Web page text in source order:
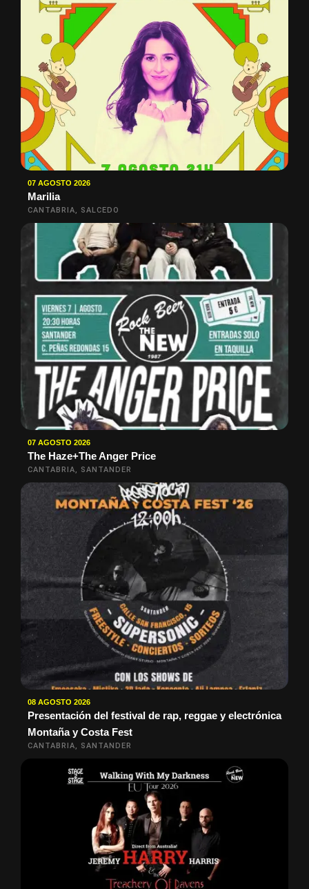
07 AGOSTO 2026
Marilia
CANTABRIA, SALCEDO
07 AGOSTO 2026
The Haze+The Anger Price
CANTABRIA, SANTANDER
08 AGOSTO 2026
Presentación del festival de rap, reggae y electrónica
Montaña y Costa Fest
CANTABRIA, SANTANDER